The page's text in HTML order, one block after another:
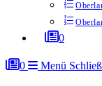
0
0 Menü